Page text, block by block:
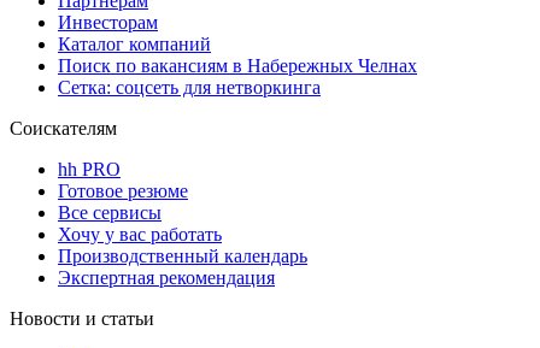
Инвесторам
Каталог компаний
Поиск по вакансиям в Набережных Челнах
Сетка: соцсеть для нетворкинга
Соискателям
hh PRO
Готовое резюме
Все сервисы
Хочу у вас работать
Производственный календарь
Экспертная рекомендация
Новости и статьи